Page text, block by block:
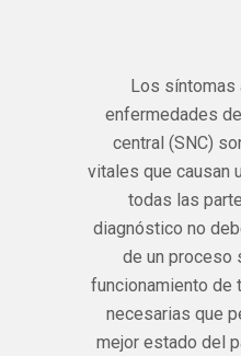
Los síntomas
enfermedades
central (SNC)
vitales que causan
todas las
diagnóstico no
de un proceso
funcionamiento de
necesarias que
mejor estado del